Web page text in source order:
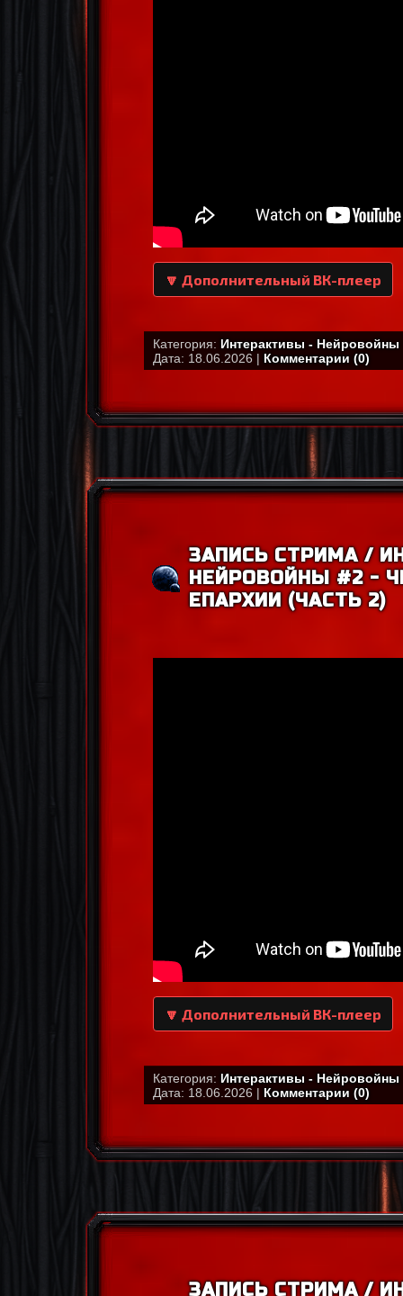
🔽 Дополнительный ВК-плеер
Категория: Интерактивы - Нейровойны
Дата: 18.06.2026 | Комментарии (0)
ЗАПИСЬ СТРИМА /
НЕЙРОВОЙНЫ #2 -
ЕПАРХИИ (ЧАСТЬ 2)
🔽 Дополнительный ВК-плеер
Категория: Интерактивы - Нейровойны
Дата: 18.06.2026 | Комментарии (0)
ЗАПИСЬ СТРИМА /